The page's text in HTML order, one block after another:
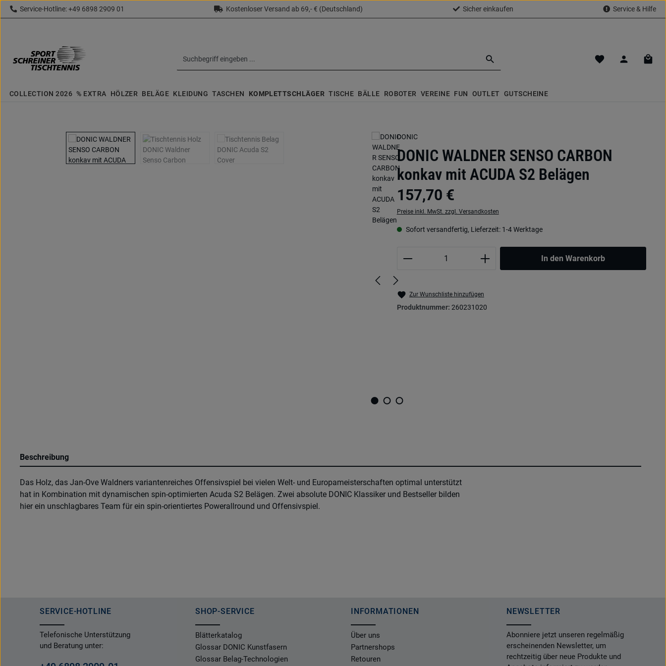
Hauptinhalt springen
Zur Suche springen
Zur Hauptnavigation springen
Service-Hotline: +49 6898 2909 01 Kostenloser Versand ab 69,- € (Deutschland) Sicher einkaufen
Service & Hilfe
Du hast 0 Produkte
COLLECTION 2026 % EXTRA HÖLZER BELÄGE KLEIDUNG TASCHEN KOMPLETTSCHLÄGER TISCHE BÄLLE ROBOTER VEREINE FUN OUTLET GUTSCHEINE
Bildergalerie überspringen DONIC
DONIC WALDNER SENSO CARBON
konkav mit ACUDA S2 Belägen
157,70 €
Preise inkl. MwSt. zzgl. Versandkosten
Sofort versandfertig, Lieferzeit: 1-4 Werktage
Produkt Anzahl: Gib den gewünschten Wert ein
In den Warenkorb
Zur Wunschliste hinzufügen
Produktnummer: 260231020
Beschreibung
Das Holz, das Jan-Ove Waldners variantenreiches Offensivspiel bei vielen Welt- und Europameisterschaften optimal unterstützt
hat in Kombination mit dynamischen spin-optimierten Acuda S2 Belägen. Zwei absolute DONIC Klassiker und Bestseller bilden
hier ein unschlagbares Team für ein spin-orientiertes Powerallround und Offensivspiel.
SERVICE-HOTLINE
Telefonische Unterstützung
und Beratung unter:
SHOP-SERVICE
Blätterkatalog
Glossar DONIC Kunstfasern
Glossar Belag-Technologien
INFORMATIONEN
Über uns
Partnershops
Retouren
NEWSLETTER
Abonniere jetzt unseren regelmäßig
erscheinenden Newsletter, um
rechtzeitig über neue Produkte und